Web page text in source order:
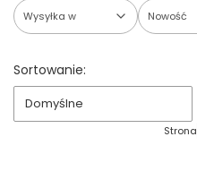
Wysyłka w Nowość
Lista produktów
Sortowanie:
Domyślne
Strona